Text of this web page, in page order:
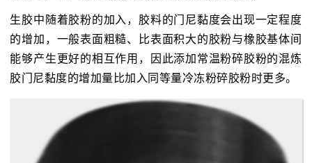
生胶中随着胶粉的加入，胶料的门尼黏度会出现一定程度
的增加，一般表面粗糙、比表面积大的胶粉与橡胶基体间
能够产生更好的相互作用，因此添加常温粉碎胶粉的混炼
胶门尼黏度的增加量比加入同等量冷冻粉碎胶粉时更多。